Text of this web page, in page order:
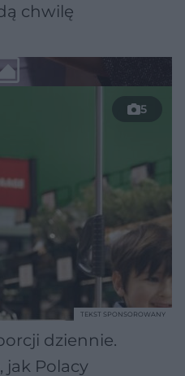
chwilę
5
dziennie.
jak Polacy
TEKST SPONSOROWANY